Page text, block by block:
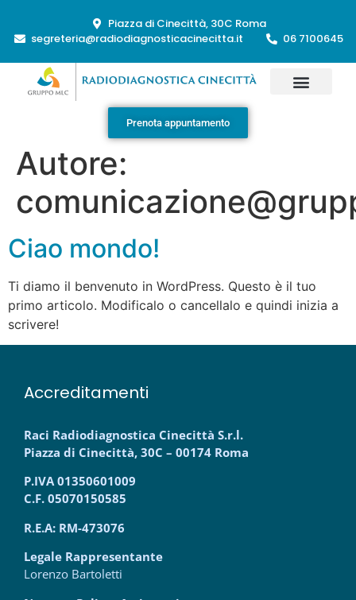
Piazza di Cinecittà, 30C Roma
segreteria@radiodiagnosticacinecitta.it
06 7100645
Prenota appuntamento
Autore:
Ciao mondo!
Ti diamo il benvenuto in WordPress. Questo è il tuo
primo articolo. Modificalo o cancellalo e quindi inizia a
scrivere!
Accreditamenti
Raci Radiodiagnostica Cinecittà S.r.l.
Piazza di Cinecittà, 30C – 00174 Roma
P.IVA 01350601009
C.F. 05070150585
R.E.A: RM-473076
Legale Rappresentante
Lorenzo Bartoletti